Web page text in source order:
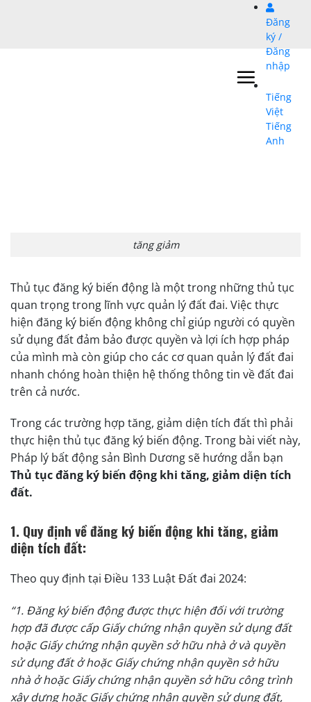
Đăng
ký /
Đăng
nhập
Tiếng
Việt
Tiếng
Anh
tăng giảm
Thủ tục đăng ký biến động là một trong những thủ tục
quan trọng trong lĩnh vực quản lý đất đai. Việc thực
hiện đăng ký biến động không chỉ giúp người có quyền
sử dụng đất đảm bảo được quyền và lợi ích hợp pháp
của mình mà còn giúp cho các cơ quan quản lý đất đai
nhanh chóng hoàn thiện hệ thống thông tin về đất đai
trên cả nước.
Trong các trường hợp tăng, giảm diện tích đất thì phải
thực hiện thủ tục đăng ký biến động. Trong bài viết này,
Pháp lý bất động sản Bình Dương sẽ hướng dẫn bạn
Thủ tục đăng ký biến động khi tăng, giảm diện tích
đất.
1. Quy định về đăng ký biến động khi tăng, giảm
diện tích đất:
Theo quy định tại Điều 133 Luật Đất đai 2024:
“1. Đăng ký biến động được thực hiện đối với trường
hợp đã được cấp Giấy chứng nhận quyền sử dụng đất
hoặc Giấy chứng nhận quyền sở hữu nhà ở và quyền
sử dụng đất ở hoặc Giấy chứng nhận quyền sở hữu
nhà ở hoặc Giấy chứng nhận quyền sở hữu công trình
xây dựng hoặc Giấy chứng nhận quyền sử dụng đất,